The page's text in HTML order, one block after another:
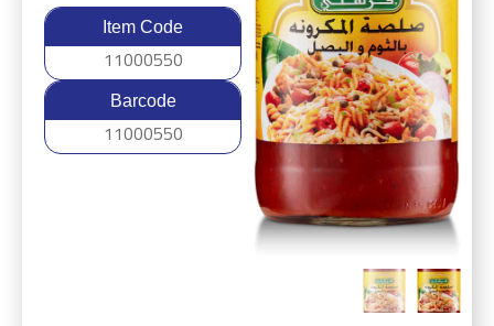
Item Code
11000550
Barcode
11000550